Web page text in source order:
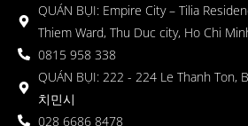
QUÁN BỤI: Empire City – Tilia
Thiem Ward, Thu Duc city, Ho Chi
0815 958 338
QUÁN BỤI: 222 - 224 Le Thanh Ton,
치민시
028 6686 8478